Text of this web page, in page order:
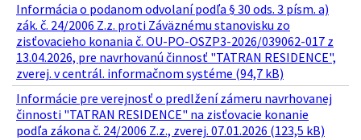
Informácia o podanom odvolaní podľa § 30 ods. 3 písm. a)
zák. č. 24/2006 Z.z. proti Záväznému stanovisku zo
zisťovacieho konania č. OU-PO-OSZP3-2026/039062-017 z
13.04.2026, pre navrhovanú činnosť "TATRAN RESIDENCE",
zverej. v centrál. informačnom systéme (94,7 kB)
Informácie pre verejnosť o predlžení zámeru navrhovanej
činnosti "TATRAN RESIDENCE" na zisťovacie konanie
podľa zákona č. 24/2006 Z.z., zverej. 07.01.2026 (123,5 kB)